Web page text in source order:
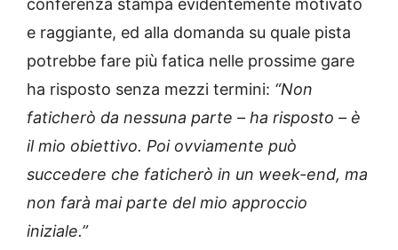
conferenza stampa evidentemente motivato
e raggiante, ed alla domanda su quale pista
potrebbe fare più fatica nelle prossime gare
ha risposto senza mezzi termini: “Non
faticherò da nessuna parte – ha risposto – è
il mio obiettivo. Poi ovviamente può
succedere che faticherò in un week-end, ma
non farà mai parte del mio approccio
iniziale.”